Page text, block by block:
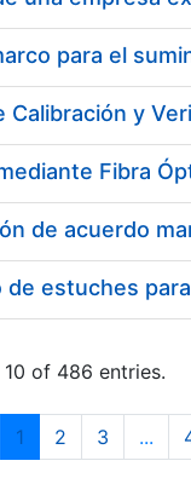
of 486 entries.
Page
1 Page
2 Page
3 ...